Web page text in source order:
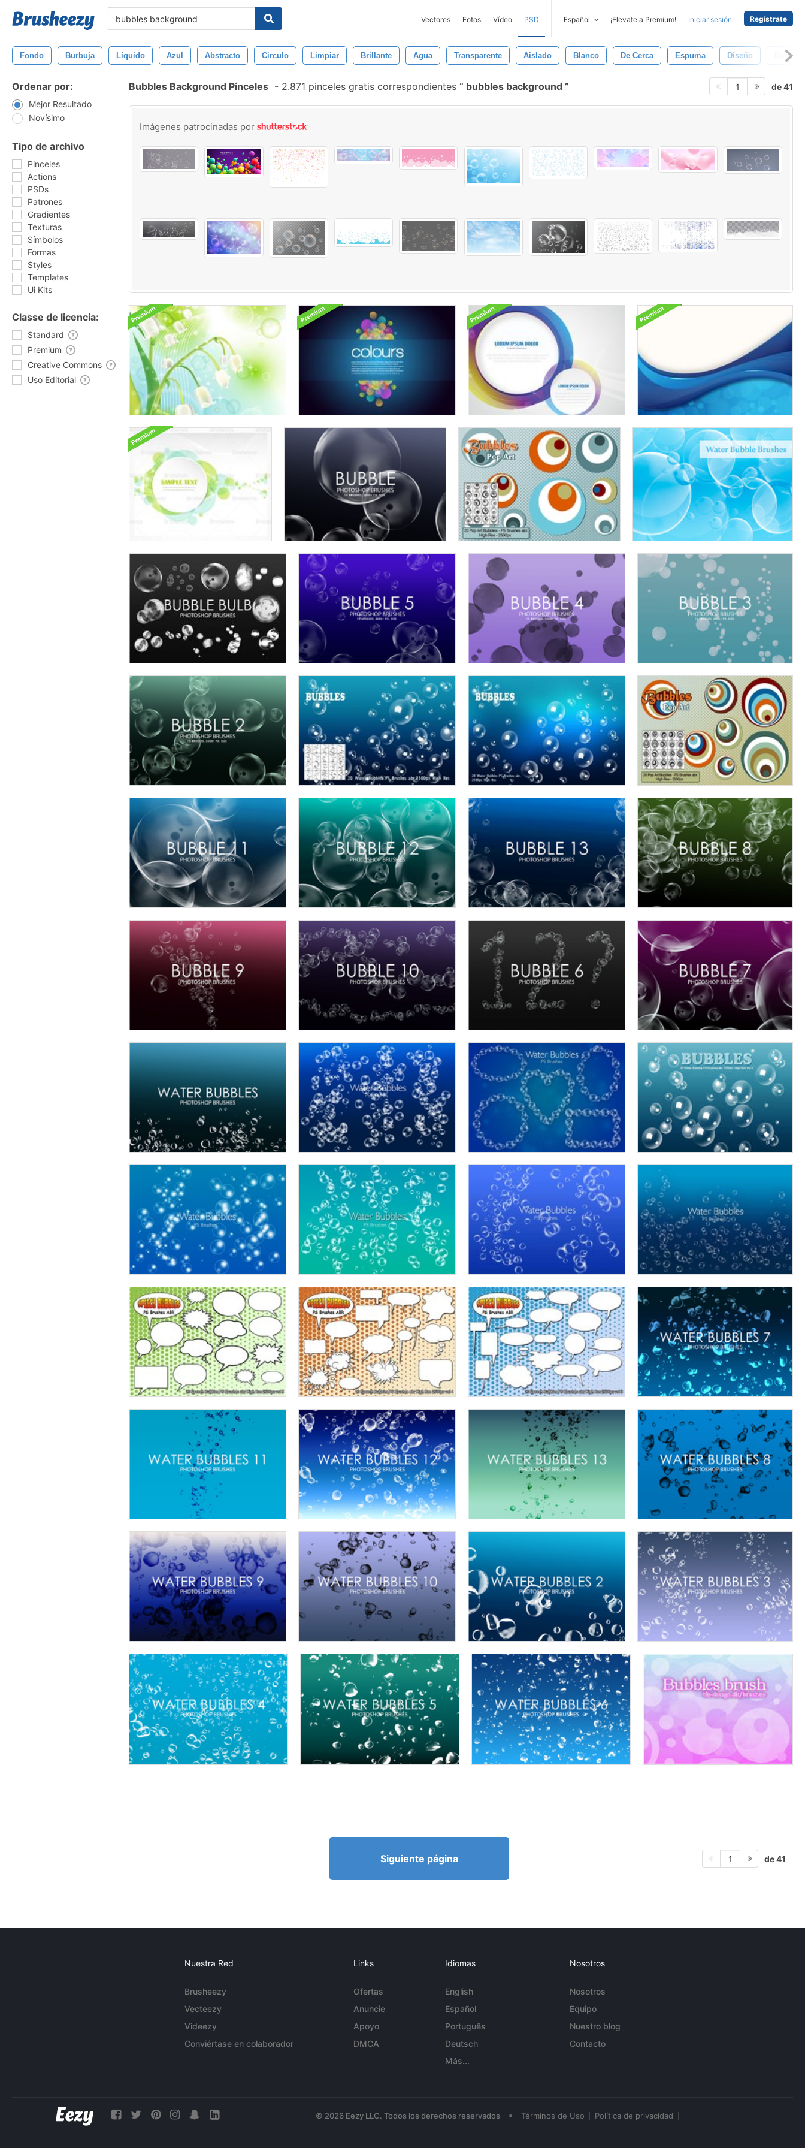
Vectores Fotos Vídeo PSD Español ¡Elevate a Premium! Iniciar sesión Regístrate
Fondo Burbuja Líquido Azul Abstracto Circulo Limpiar Brillante Agua Transparente Aislado Blanco De Cerca Espuma Diseño
Ordenar por:
Mejor Resultado
Novísimo
Tipo de archivo
Pinceles
Actions
PSDs
Patrones
Gradientes
Texturas
Símbolos
Formas
Styles
Templates
Ui Kits
Classe de licencia:
Standard
Premium
Creative Commons
Uso Editorial
Bubbles Background Pinceles - 2.871 pinceles gratis correspondientes bubbles background 1 de 41
Imágenes patrocinadas por
Siguiente página 1 de 41
Nuestra Red
Brusheezy
Vecteezy
Videezy
Conviértase en colaborador
Links
Ofertas
Anuncie
Apoyo
DMCA
Idiomas
English
Español
Português
Deutsch
Más...
Nosotros
Nosotros
Equipo
Nuestro blog
Contacto
© 2026 Eezy LLC. Todos los derechos reservados • Términos de Uso Política de privacidad